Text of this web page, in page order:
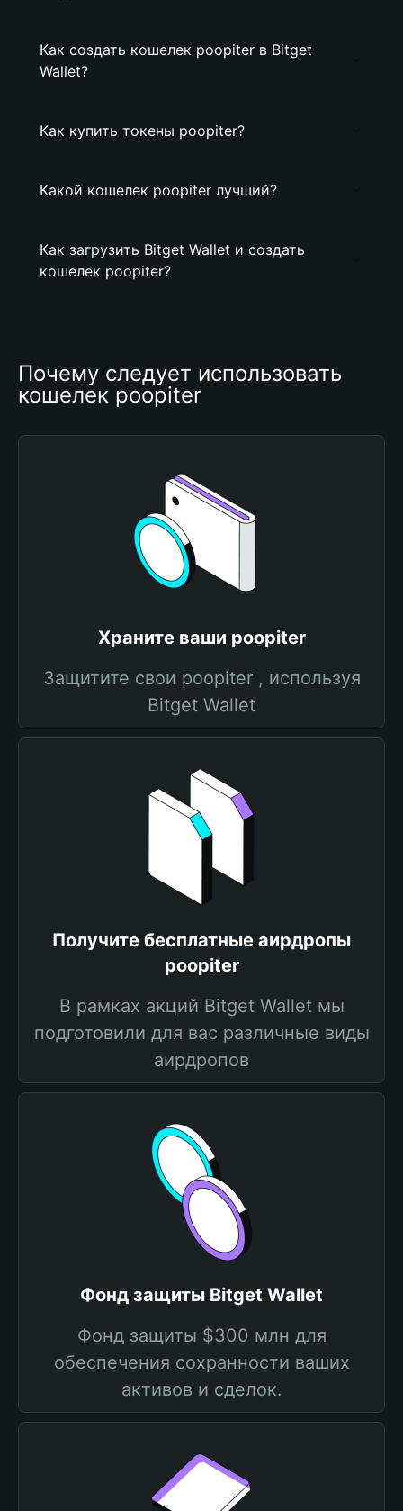
Как создать кошелек poopiter в Bitget
Wallet?
Как купить токены poopiter?
Какой кошелек poopiter лучший?
Как загрузить Bitget Wallet и создать
кошелек poopiter?
Почему следует использовать
кошелек poopiter
Храните ваши poopiter
Защитите свои poopiter , используя
Bitget Wallet
Получите бесплатные аирдропы
poopiter
В рамках акций Bitget Wallet мы
подготовили для вас различные виды
аирдропов
Фонд защиты Bitget Wallet
Фонд защиты $300 млн для
обеспечения сохранности ваших
активов и сделок.